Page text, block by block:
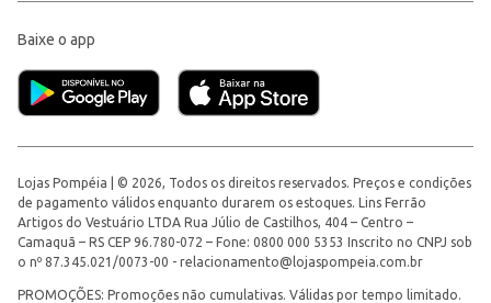
Baixe o app
Lojas Pompéia | © 2026, Todos os direitos reservados. Preços e condições
de pagamento válidos enquanto durarem os estoques. Lins Ferrão
Artigos do Vestuário LTDA Rua Júlio de Castilhos, 404 – Centro –
Camaquã – RS CEP 96.780-072 – Fone: 0800 000 5353 Inscrito no CNPJ sob
o nº 87.345.021/0073-00 - relacionamento@lojaspompeia.com.br
PROMOÇÕES: Promoções não cumulativas. Válidas por tempo limitado.